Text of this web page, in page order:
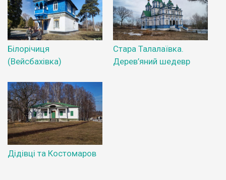
Білорічиця
(Вейсбахівка)
Стара Талалаївка.
Дерев’яний шедевр
Дідівці та Костомаров